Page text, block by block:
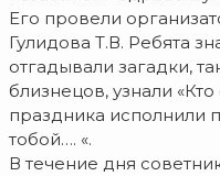
Его провели
Гулидова Т.В. Ребята
отгадывали загадки,
близнецов, узнали
праздника исполнили
тобой…. «.
В течение дня